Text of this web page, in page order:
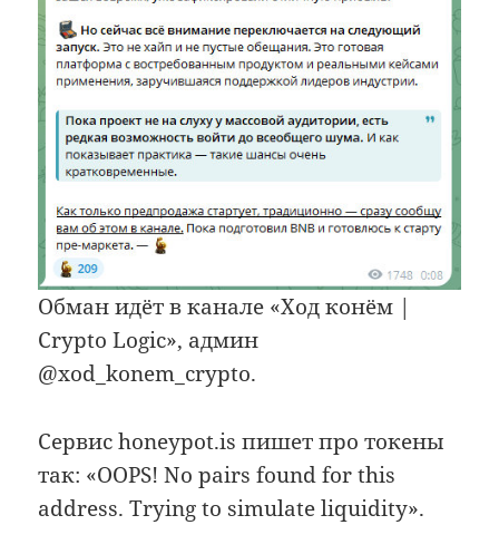
Обман идёт в канале «Ход конём |
Crypto Logic», админ
@xod_konem_crypto.
Сервис honeypot.is пишет про токены
так: «OOPS! No pairs found for this
address. Trying to simulate liquidity».